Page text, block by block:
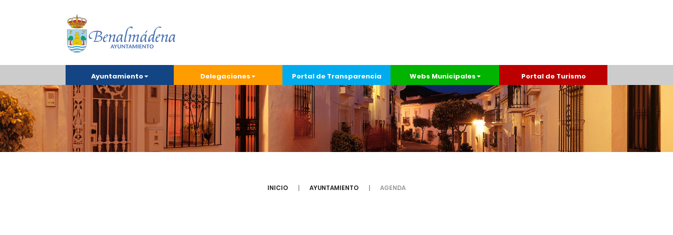
Ayuntamiento Delegaciones Portal de Transparencia Webs Municipales Portal de Turismo
INICIO AYUNTAMIENTO AGENDA